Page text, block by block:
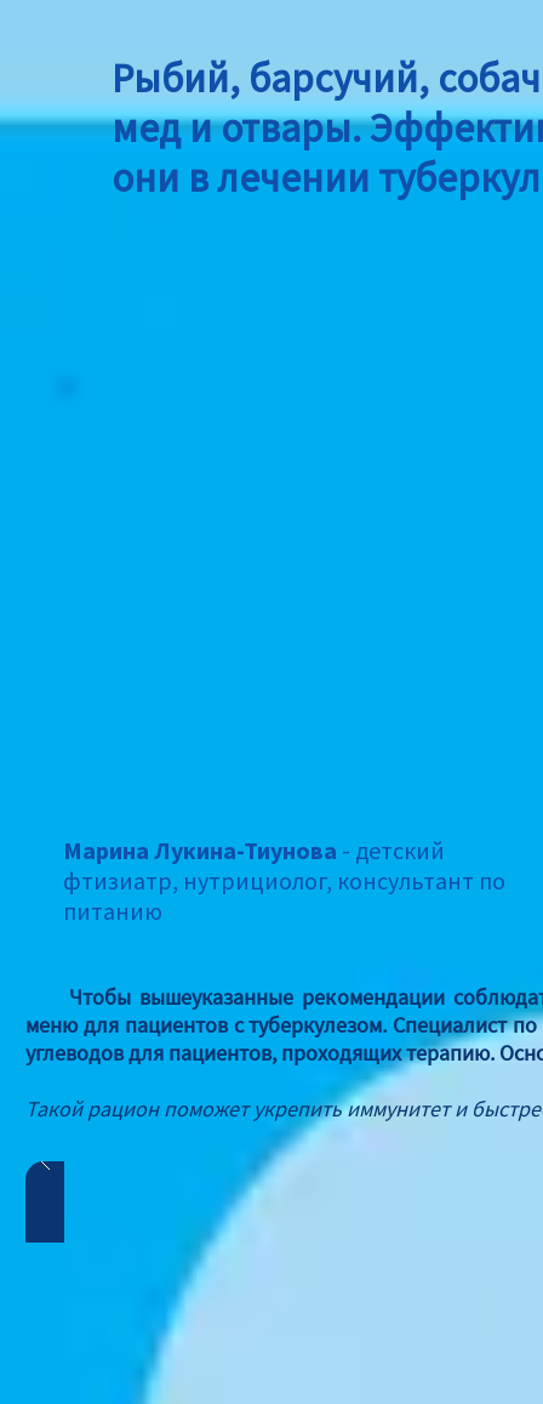
Рыбий, барсучий,
мед и отвары.
они в лечении
Марина Лукина-Тиунова - детский
фтизиатр, нутрициолог, консультант по
питанию
Чтобы вышеуказанные рекомендации
меню для пациентов с туберкулезом. Специалист
углеводов для пациентов, проходящих терапию.
Такой рацион поможет укрепить иммунитет и